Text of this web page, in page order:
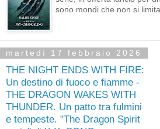
sono mondi che non si
martedì 17 febbraio 2026
THE NIGHT ENDS WITH FIRE:
Un destino di fuoco e fiamme -
THE DRAGON WAKES WITH
THUNDER. Un patto tra fulmini
e tempeste. "The Dragon Spirit